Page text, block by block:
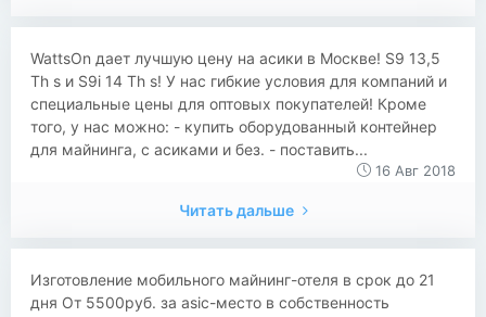
WattsOn дает лучшую цену на асики в Москве! S9 13,5
Th s и S9i 14 Th s! У нас гибкие условия для компаний и
специальные цены для оптовых покупателей! Кроме
того, у нас можно: - купить оборудованный контейнер
для майнинга, с асиками и без. - поставить...
16 Авг 2018
Читать дальше
Изготовление мобильного майнинг-отеля в срок до 21
дня От 5500руб. за asic-место в собственность